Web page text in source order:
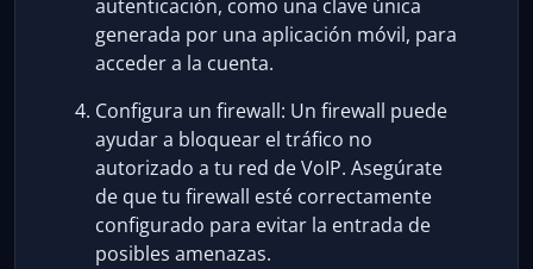
autenticación, como una clave única
generada por una aplicación móvil, para
acceder a la cuenta.
Configura un firewall: Un firewall puede
ayudar a bloquear el tráfico no
autorizado a tu red de VoIP. Asegúrate
de que tu firewall esté correctamente
configurado para evitar la entrada de
posibles amenazas.